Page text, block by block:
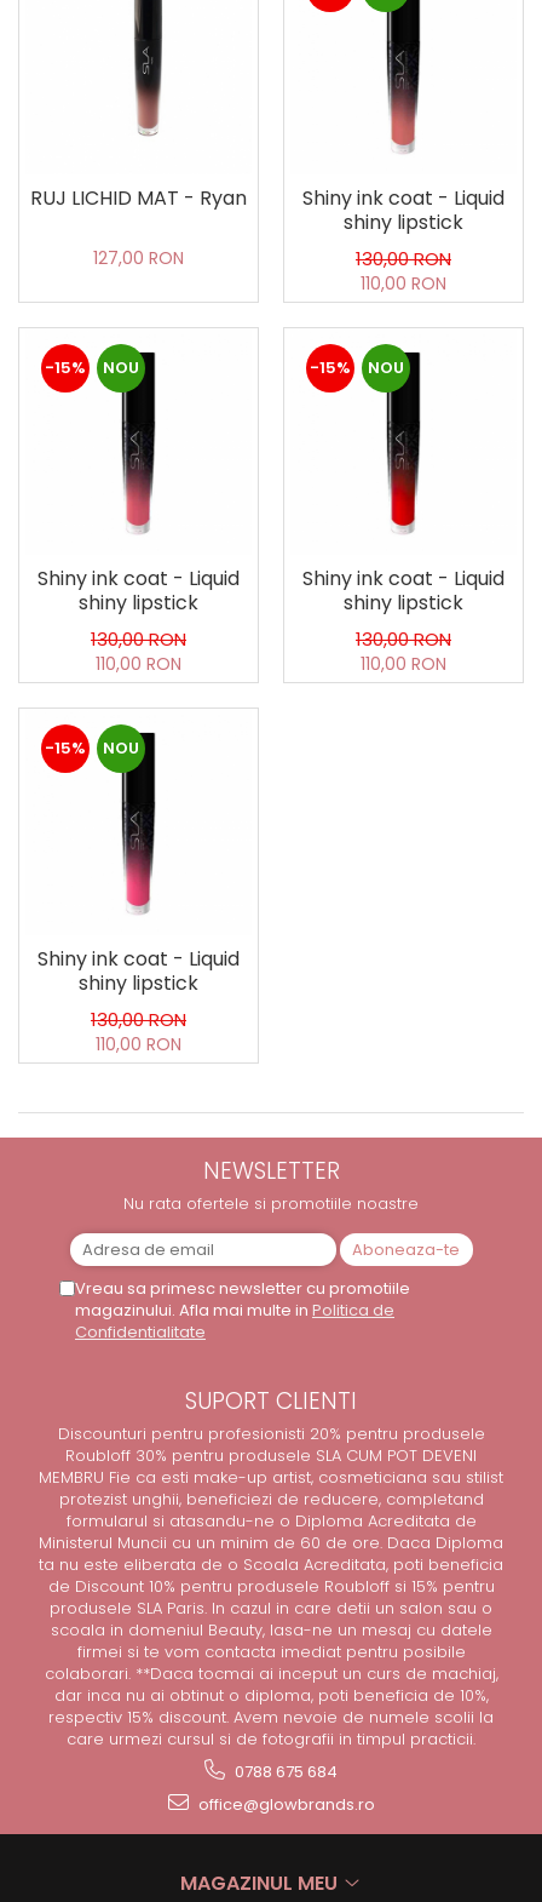
RUJ LICHID MAT - Ryan
127,00 RON
Shiny ink coat - Liquid
shiny lipstick
130,00 RON
110,00 RON
-15% NOU
Shiny ink coat - Liquid
shiny lipstick
130,00 RON
110,00 RON
-15% NOU
Shiny ink coat - Liquid
shiny lipstick
130,00 RON
110,00 RON
-15% NOU
Shiny ink coat - Liquid
shiny lipstick
130,00 RON
110,00 RON
NEWSLETTER
Nu rata ofertele si promotiile noastre
Vreau sa primesc newsletter cu promotiile
magazinului. Afla mai multe in Politica de
Confidentialitate
SUPORT CLIENTI
Discounturi pentru profesionisti 20% pentru produsele
Roubloff 30% pentru produsele SLA CUM POT DEVENI
MEMBRU Fie ca esti make-up artist, cosmeticiana sau stilist
protezist unghii, beneficiezi de reducere, completand
formularul si atasandu-ne o Diploma Acreditata de
Ministerul Muncii cu un minim de 60 de ore. Daca Diploma
ta nu este eliberata de o Scoala Acreditata, poti beneficia
de Discount 10% pentru produsele Roubloff si 15% pentru
produsele SLA Paris. In cazul in care detii un salon sau o
scoala in domeniul Beauty, lasa-ne un mesaj cu datele
firmei si te vom contacta imediat pentru posibile
colaborari. **Daca tocmai ai inceput un curs de machiaj,
dar inca nu ai obtinut o diploma, poti beneficia de 10%,
respectiv 15% discount. Avem nevoie de numele scolii la
care urmezi cursul si de fotografii in timpul practicii.
0788 675 684
office@glowbrands.ro
MAGAZINUL MEU